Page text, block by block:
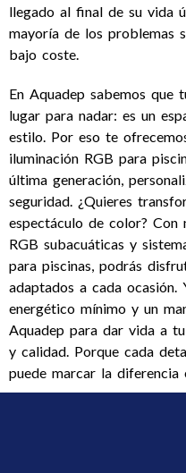
llegado al final de su vida
mayoría de los problemas
bajo coste.
En Aquadep sabemos que
lugar para nadar: es un
estilo. Por eso te
iluminación RGB para
última generación,
seguridad. ¿Quieres
espectáculo de color? Con
RGB subacuáticas y
para piscinas, podrás
adaptados a cada ocasión.
energético mínimo y un
Aquadep para dar vida a
y calidad. Porque cada
puede marcar la diferencia